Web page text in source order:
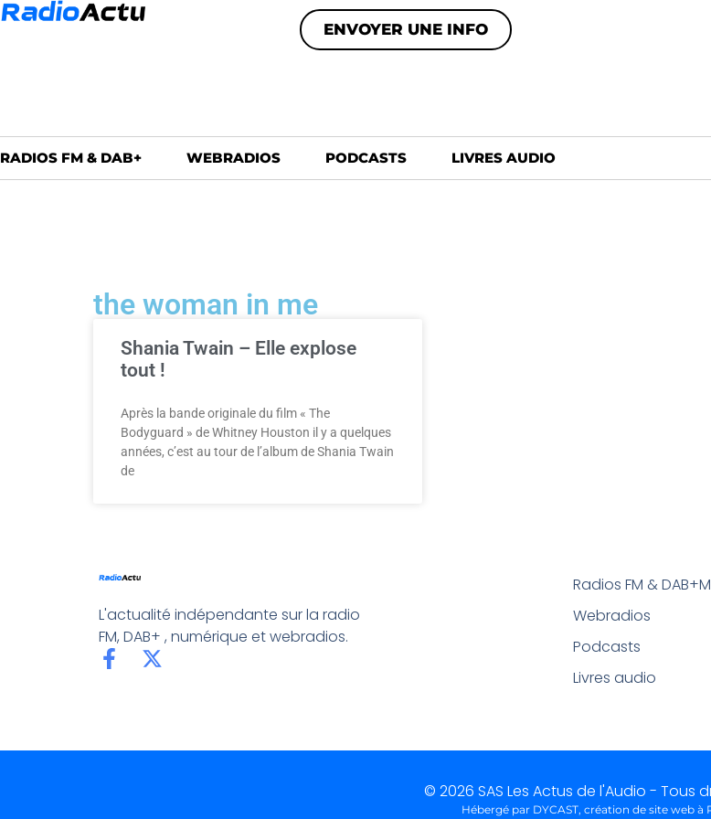
ENVOYER UNE INFO
RADIOS FM & DAB+ WEBRADIOS PODCASTS LIVRES AUDIO
the woman in me
Shania Twain – Elle explose
tout !
Après la bande originale du film « The
Bodyguard » de Whitney Houston il y a quelques
années, c’est au tour de l’album de Shania Twain
de
L'actualité indépendante sur la radio
FM, DAB+ , numérique et webradios.
Radios FM & DAB+
Webradios
Podcasts
Livres audio
© 2026 SAS Les Actus de l'Audio - Tous
Hébergé par DYCAST, création de site web à